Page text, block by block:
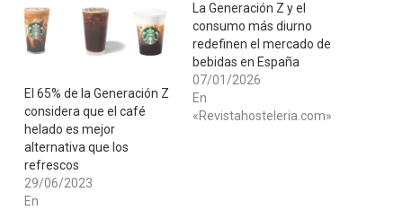
El 65% de la Generación Z
considera que el café
helado es mejor
alternativa que los
refrescos
29/06/2023
En
La Generación Z y el
consumo más diurno
redefinen el mercado de
bebidas en España
07/01/2026
En
«Revistahosteleria.com»